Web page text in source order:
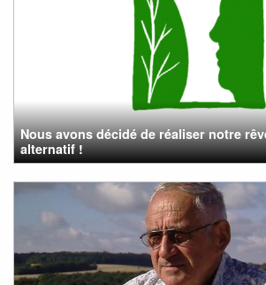
Nous avons décidé de réaliser notre
alternatif !